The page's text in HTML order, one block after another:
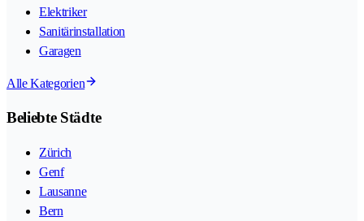
Elektriker
Sanitärinstallation
Garagen
Alle Kategorien
Beliebte Städte
Zürich
Genf
Lausanne
Bern